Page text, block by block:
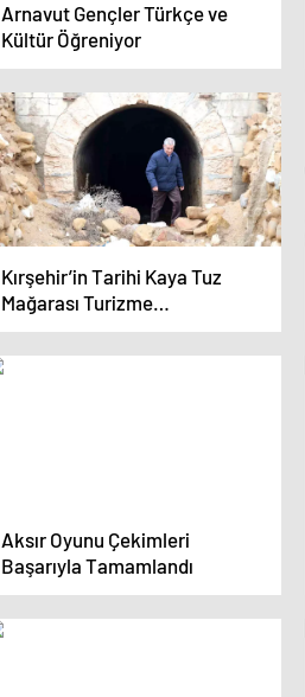
Arnavut Gençler Türkçe ve
Kültür Öğreniyor
Kırşehir’in Tarihi Kaya Tuz
Mağarası Turizme
Kazandırılmalı
Aksır Oyunu Çekimleri
Başarıyla Tamamlandı